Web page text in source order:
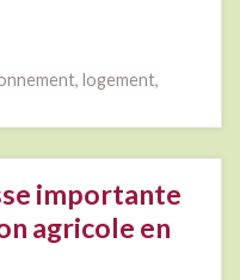
, logement,
importante
agricole en